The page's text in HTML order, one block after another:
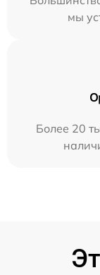
мы
Более 20